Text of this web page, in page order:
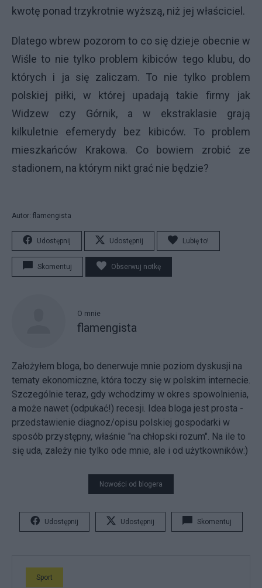
kwotę ponad trzykrotnie wyższą, niż jej właściciel.
Dlatego wbrew pozorom to co się dzieje obecnie w
Wiśle to nie tylko problem kibiców tego klubu, do
których i ja się zaliczam. To nie tylko problem
polskiej piłki, w której upadają takie firmy jak
Widzew czy Górnik, a w ekstraklasie grają
kilkuletnie efemerydy bez kibiców. To problem
mieszkańców Krakowa. Co bowiem zrobić ze
stadionem, na którym nikt grać nie będzie?
Autor: flamengista
Udostępnij Udostępnij Lubię to!
Skomentuj Obserwuj notkę
O mnie
flamengista
Założyłem bloga, bo denerwuje mnie poziom dyskusji na
tematy ekonomiczne, która toczy się w polskim internecie.
Szczególnie teraz, gdy wchodzimy w okres spowolnienia,
a może nawet (odpukać!) recesji. Idea bloga jest prosta -
przedstawienie diagnoz/opisu polskiej gospodarki w
sposób przystępny, właśnie "na chłopski rozum". Na ile to
się uda, zależy nie tylko ode mnie, ale i od użytkowników:)
Nowości od blogera
Udostępnij Udostępnij Skomentuj
Sport